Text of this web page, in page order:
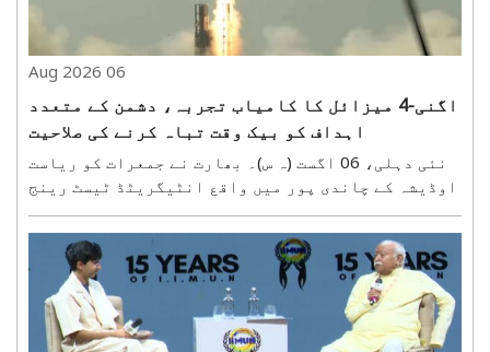
06 Aug 2026
اگنی-4 میزائل کا کامیاب تجربہ، دشمن کے متعدد
اہداف کو بیک وقت تباہ کرنے کی صلاحیت
نئی دہلی، 06 اگست (ہ س)۔ بھارت نے جمعرات کو ریاست
اوڈیشہ کے چاندی پور میں واقع انٹیگریٹڈ ٹیسٹ رینج
اگنی-4 (ایم آر بی ایم) کا کامیاب تجربہ کیا۔ اس
تجربے کے ساتھ بھارت نے دفاعی اور خلائی ٹیکنالوجی ..